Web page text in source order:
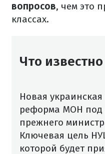
вопросов, чем это
классах.
Что
Новая
реформа МОН под
прежнего
Ключевая цель
которой будет